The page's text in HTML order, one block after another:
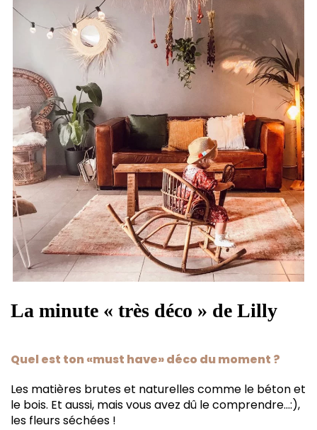
La minute « très déco » de Lilly
Quel est ton «must have» déco du moment ?
Les matières brutes et naturelles comme le béton et
le bois. Et aussi, mais vous avez dû le comprendre…:),
les fleurs séchées !